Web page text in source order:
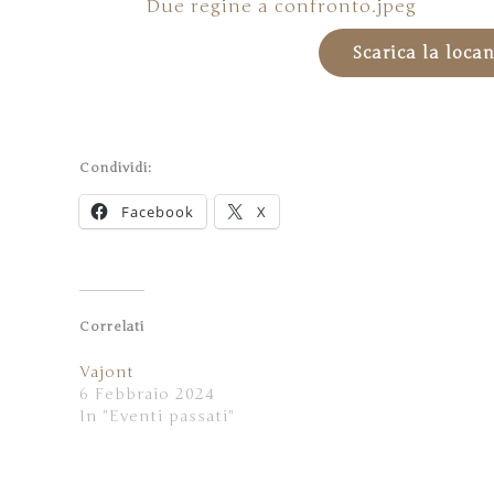
Due regine a confronto.jpeg
Scarica la
Condividi:
Facebook X
Correlati
Vajont
6 Febbraio 2024
In "Eventi passati"